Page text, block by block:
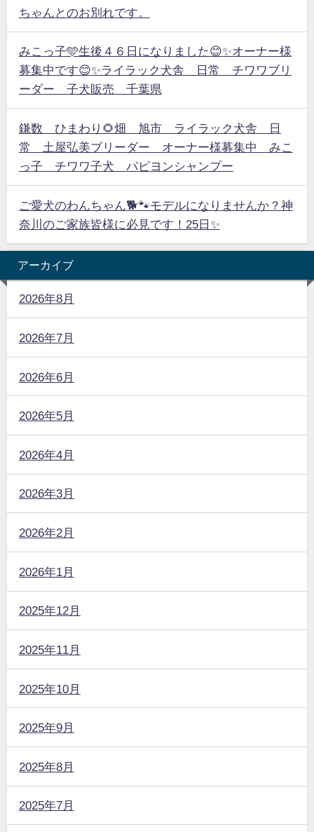
ちゃんとのお別れです。
みこっ子🩵生後４６日になりました😊✨オーナー様
募集中です😊✨ライラック犬舎 日常 チワワブリ
ーダー 子犬販売 千葉県
鎌数 ひまわり🌻畑 旭市 ライラック犬舎 日
常 土屋弘美ブリーダー オーナー様募集中 みこ
っ子 チワワ子犬 パピヨンシャンプー
ご愛犬のわんちゃん🐕🐾モデルになりませんか？神
奈川のご家族皆様に必見です！25日✨
アーカイブ
2026年8月
2026年7月
2026年6月
2026年5月
2026年4月
2026年3月
2026年2月
2026年1月
2025年12月
2025年11月
2025年10月
2025年9月
2025年8月
2025年7月